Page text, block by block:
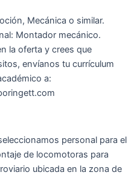
Mecánica o similar.
Montador mecánico.
la oferta y crees que
envíanos tu currículum
a:
personal para el
de locomotoras para
ubicada en la zona de